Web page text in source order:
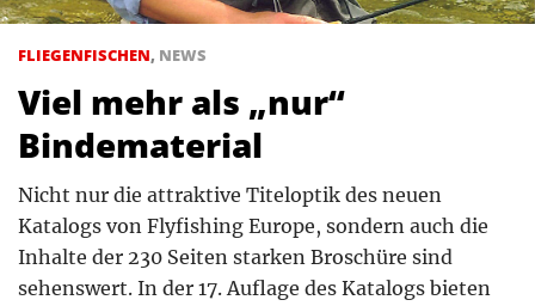
FLIEGENFISCHEN, NEWS
Viel mehr als „nur“
Bindematerial
Nicht nur die attraktive Titeloptik des neuen
Katalogs von Flyfishing Europe, sondern auch die
Inhalte der 230 Seiten starken Broschüre sind
sehenswert. In der 17. Auflage des Katalogs bieten